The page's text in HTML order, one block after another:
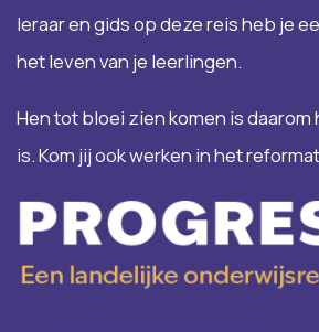
leraar en gids op deze reis heb je
het leven van je leerlingen.
Hen tot bloei zien komen is
is. Kom jij ook werken in het